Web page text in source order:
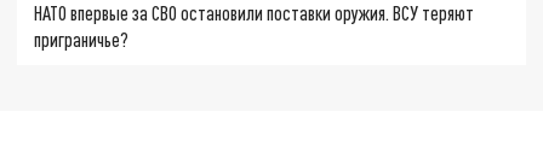
НАТО впервые за СВО остановили поставки оружия. ВСУ теряют
приграничье?